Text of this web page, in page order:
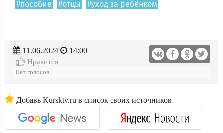
#пособие
#отцы #уход за ребёнком
11.06.2024
14:00
Нравится
Нет голосов
Добавь Kursktv.ru в список своих источников